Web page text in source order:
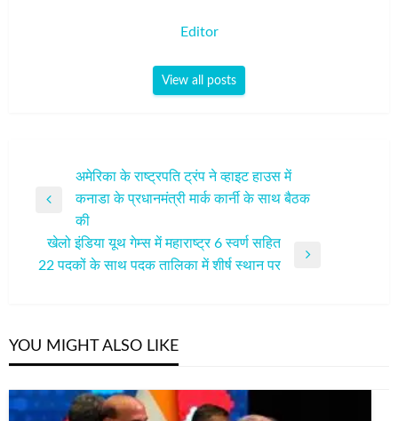
Editor
View all posts
नेविगेशन
अमेरिका के राष्ट्रपति ट्रंप ने व्हाइट हाउस में
कनाडा के प्रधानमंत्री मार्क कार्नी के साथ बैठक
की
Next
खेलो इंडिया यूथ गेम्स में महाराष्ट्र 6 स्वर्ण सहित
22 पदकों के साथ पदक तालिका में शीर्ष स्थान पर
YOU MIGHT ALSO LIKE